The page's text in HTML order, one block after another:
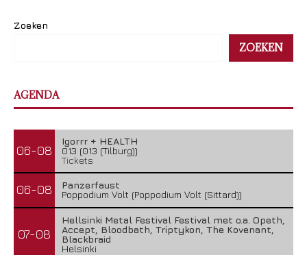
Zoeken
ZOEKEN
AGENDA
06-08
Igorrr + HEALTH
013 (013 (Tilburg))
Tickets
06-08
Panzerfaust
Poppodium Volt (Poppodium Volt (Sittard))
07-08
Hellsinki Metal Festival Festival met o.a. Opeth,
Accept, Bloodbath, Triptykon, The Kovenant,
Blackbraid
Helsinki